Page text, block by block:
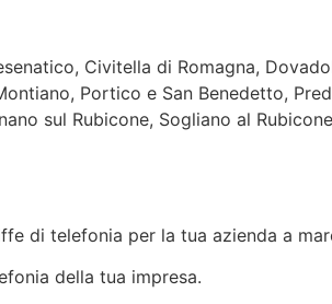
Civitella di Romagna,
Portico e San Benedetto,
sul Rubicone, Sogliano al
di telefonia per la tua azienda a
della tua impresa.